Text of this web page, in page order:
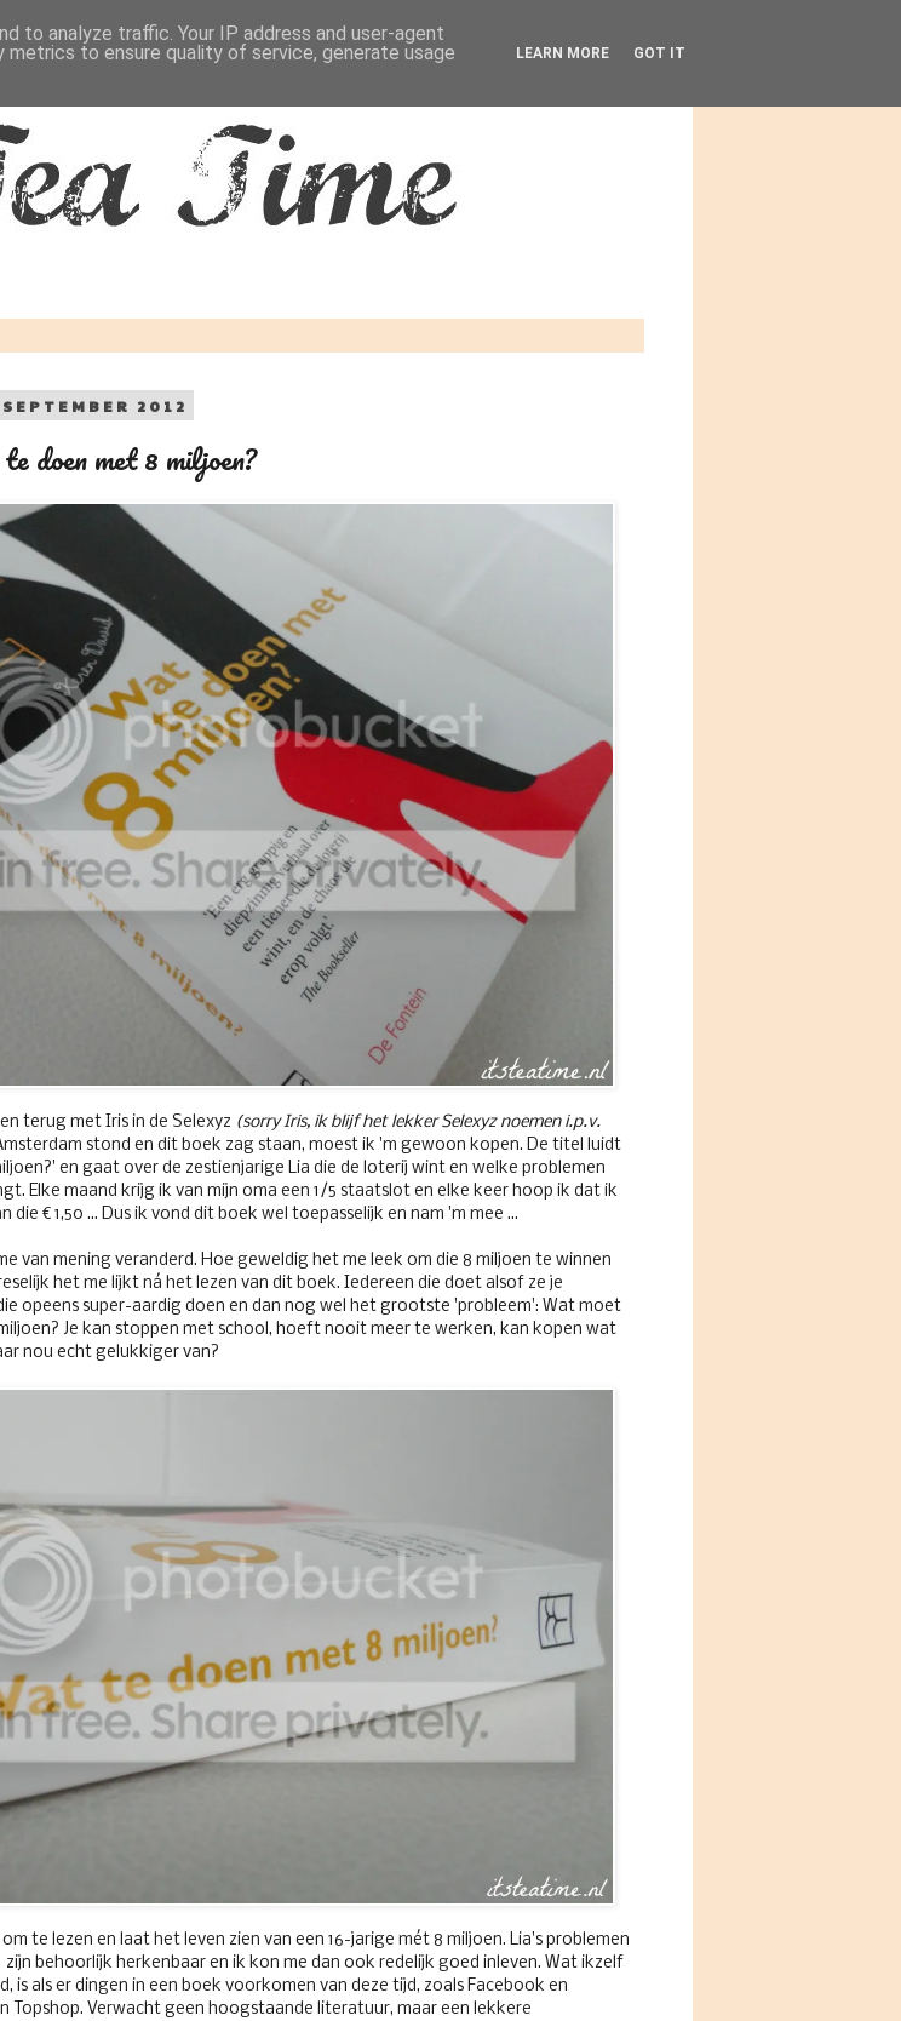
2012
doen met 8 miljoen?
terug met Iris in de Selexyz (sorry Iris, ik blijf het lekker Selexyz noemen i.p.v.
stond en dit boek zag staan, moest ik 'm gewoon kopen. De titel luidt
en gaat over de zestienjarige Lia die de loterij wint en welke problemen
Elke maand krijg ik van mijn oma een 1/5 staatslot en elke keer hoop ik dat ik
die € 1,50 ... Dus ik vond dit boek wel toepasselijk en nam 'm mee ...
van mening veranderd. Hoe geweldig het me leek om die 8 miljoen te winnen
het me lijkt ná het lezen van dit boek. Iedereen die doet alsof ze je
opeens super-aardig doen en dan nog wel het grootste 'probleem': Wat moet
Je kan stoppen met school, hoeft nooit meer te werken, kan kopen wat
nou echt gelukkiger van?
te lezen en laat het leven zien van een 16-jarige mét 8 miljoen. Lia's problemen
zijn behoorlijk herkenbaar en ik kon me dan ook redelijk goed inleven. Wat ikzelf
is als er dingen in een boek voorkomen van deze tijd, zoals Facebook en
Topshop. Verwacht geen hoogstaande literatuur, maar een lekkere
to analyze traffic. Your IP address and user-agent
to ensure quality of service, generate usage
LEARN MORE GOT IT